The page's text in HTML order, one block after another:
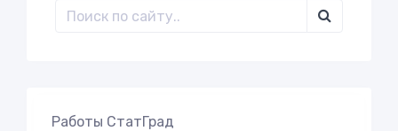
Работы СтатГрад